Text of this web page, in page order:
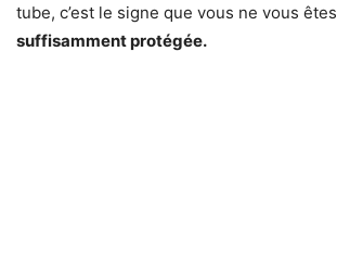
tube, c’est le signe que vous ne vous êtes
suffisamment protégée.